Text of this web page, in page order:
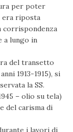
per poter
era riposta
corrispondenza
a lungo in
del transetto
1913-1915), si
la SS.
– olio su tela)
del carisma di
i lavori di